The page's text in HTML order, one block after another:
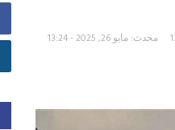
محدث: مايو 26, 2025 - 13:24